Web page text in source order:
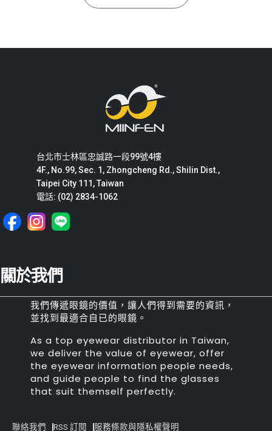
台北市士林區忠誠路一段99號4樓
4F., No.99, Sec. 1, Zhongcheng Rd., Shilin Dist.,
Taipei City 111, Taiwan
電話: (02) 2834-1062
關於我們
我們傳遞眼鏡的價值，讓人們得到需要的資訊，
並找到最適合自已的眼鏡。
As a top eyewear distributor in Taiwan,
we deliver the value of eyewear, offer
the eyewear information people needs,
and guide people to find the glasses
that suit themself perfectly.
聯絡我們 RSS 訂閱 服務條款與隱私權聲明